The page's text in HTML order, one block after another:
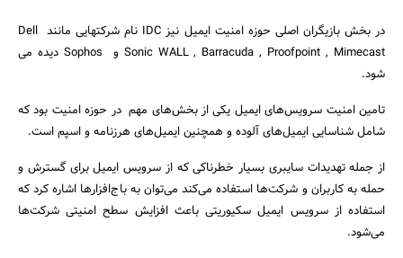
جستجو
در بخش بازیگران اصلی حوزه امنیت ایمیل نیز IDC نام شرکتهایی مانند Dell
Sonic WALL , Barracuda , Proofpoint , Mimecast و Sophos دیده می
شود.
تامین امنیت سرویس‌های ایمیل یکی از بخش‌های مهم در حوزه امنیت بود که
شامل شناسایی ایمیل‌های آلوده و همچنین ایمیل‌های هرزنامه و اسپم است.
از جمله تهدیدات سایبری بسیار خطرناکی که از سرویس ایمیل برای گسترش و
حمله به کاربران و شرکت‌ها استفاده می‌کند می‌توان به باج‌افزارها اشاره کرد که
استفاده از سرویس ایمیل سکیوریتی باعث افزایش سطح امنیتی شرکت‌ها
می‌شود.